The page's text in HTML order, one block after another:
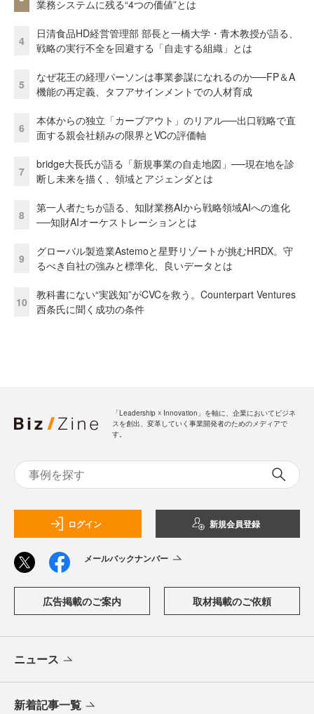
業務システムに残る“4つの価値”とは
4
日清食品HD経営管理部 部長と一橋大学・青木教授が語る、
戦略の実行不全を回避する「自走する組織」とは
5
なぜ花王の経理パーソンは事業参謀になれるのか──FP＆A
機能の再定義、タフアサインメントでの人材育成
6
本体からの独立「カーブアウト」のリアル──出口戦略で直
面する親会社頼みの限界とVCの評価軸
7
bridge大長氏が語る「新規事業の自走地図」──現在地を診
断し未来を描く、領域とアジェンダとは
8
第一人者たちが語る、知財業務AIから戦略領域AIへの進化
──知財AIオーケストレーションとは
9
グローバル製造業Astemoと星野リゾートが挑むHRDX。守
るべき自社の強みと標準化、良いデータとは
10
教科書にない“実践知”がCVCを救う。Counterpart Ventures
西条氏に聞く成功の条件
「Leadership ☓ Innovation」を軸に、企業においてビジネ
スを創出、変革していく事業開発者のためのメディアで
す。
ログイン 新規会員登録
メールバックナンバー
広告掲載のご案内 取材掲載のご依頼
ニュース
新着記事一覧